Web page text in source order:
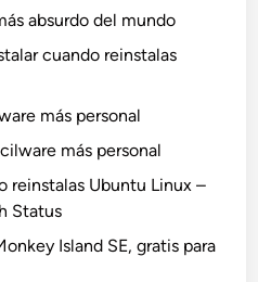
absurdo del mundo
cuando reinstalas
más personal
más personal
reinstalas Ubuntu Linux –
Status
Island SE, gratis para